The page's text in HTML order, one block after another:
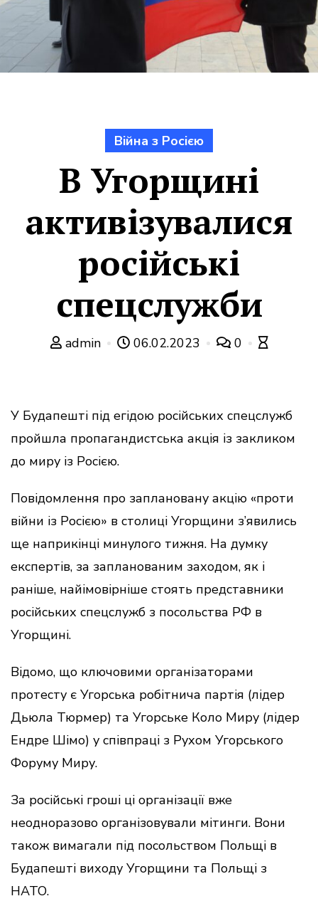
Війна з Росією
В Угорщині
активізувалися
російські
спецслужби
admin 06.02.2023 0
У Будапешті під егідою російських спецслужб
пройшла пропагандистська акція із закликом
до миру із Росією.
Повідомлення про заплановану акцію «проти
війни із Росією» в столиці Угорщини з’явились
ще наприкінці минулого тижня. На думку
експертів, за запланованим заходом, як і
раніше, найімовірніше стоять представники
російських спецслужб з посольства РФ в
Угорщині.
Відомо, що ключовими організаторами
протесту є Угорська робітнича партія (лідер
Дьюла Тюрмер) та Угорське Коло Миру (лідер
Ендре Шімо) у співпраці з Рухом Угорського
Форуму Миру.
За російські гроші ці організації вже
неодноразово організовували мітинги. Вони
також вимагали під посольством Польщі в
Будапешті виходу Угорщини та Польщі з
НАТО.